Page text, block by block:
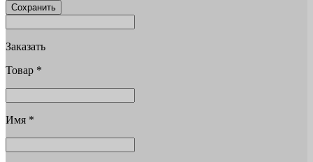
Сохранить
Заказать
Товар *
Имя *